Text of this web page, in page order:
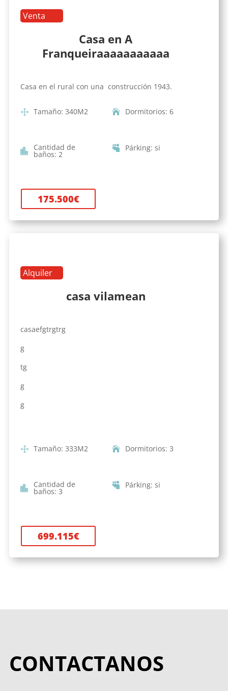
Venta
Casa en A
Franqueiraaaaaaaaaaa
Casa en el rural con una construcción 1943.
Tamaño: 340M2 Dormitorios: 6
Cantidad de
baños: 2
Párking: si
175.500€
Alquiler
casa vilamean
casaefgtrgtrg
g
tg
g
g
Tamaño: 333M2 Dormitorios: 3
Cantidad de
baños: 3
Párking: si
699.115€
CONTACTANOS